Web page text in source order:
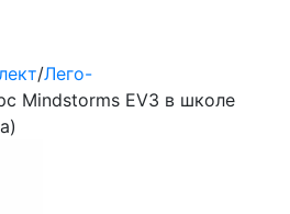
/Лего-
Mindstorms EV3 в школе